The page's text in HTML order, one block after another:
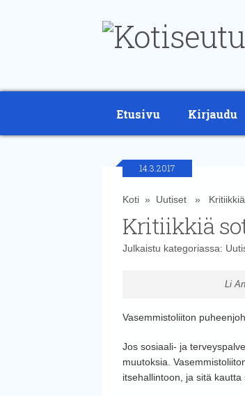
Etusivu Kirjaudu
14.3.2017
Koti» Uutiset» Kritiikkiä
Kritiikkiä
Julkaistu kategoriassa:
Li
Vasemmistoliiton
Jos sosiaali- ja
muutoksia.
itsehallintoon, ja sitä